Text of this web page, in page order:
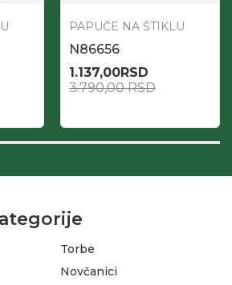
PAPUČE NA ŠTIKLU
N86656
1.137,00RSD
3.790,00RSD
Torbe
Novčanici